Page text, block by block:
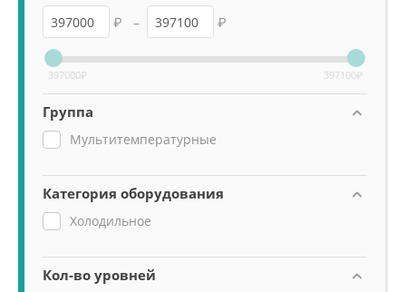
₽ – ₽
397000₽ 397100₽
Группа
Мультитемпературные
Категория оборудования
Холодильное
Кол-во уровней